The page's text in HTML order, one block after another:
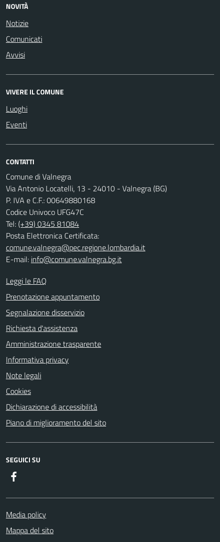
NOVITÀ
Notizie
Comunicati
Avvisi
VIVERE IL COMUNE
Luoghi
Eventi
CONTATTI
Comune di Valnegra
Via Antonio Locatelli, 13 - 24010 - Valnegra (BG)
P. IVA e C.F.: 00649880168
Codice Univoco UFG47C
Tel:(+39) 0345 81084
Posta Elettronica Certificata:
comune.valnegra@pec.regione.lombardia.it
E-mail: info@comune.valnegra.bg.it
Leggi le FAQ
Prenotazione appuntamento
Segnalazione disservizio
Richiesta d'assistenza
Amministrazione trasparente
Informativa privacy
Note legali
Cookies
Dichiarazione di accessibilità
Piano di miglioramento del sito
SEGUICI SU
Media policy
Mappa del sito